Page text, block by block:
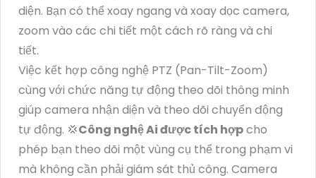
diện. Bạn có thể xoay ngang và xoay dọc camera,
zoom vào các chi tiết một cách rõ ràng và chi
tiết.
Việc kết hợp công nghệ PTZ (Pan-Tilt-Zoom)
cùng với chức năng tự động theo dõi thông minh
giúp camera nhận diện và theo dõi chuyển động
tự động. 💢Công nghệ Ai được tích hợpcho
phép bạn theo dõi một vùng cụ thể trong phạm vi
mà không cần phải giám sát thủ công. Camera